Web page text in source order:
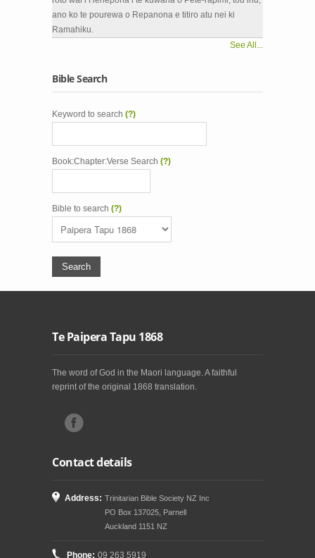
ano ko te pourewa o Repanona e titiro atu nei ki
Ramahiku.
See All...
Bible Search
Keyword to search (?)
Book:Chapter:Verse Search (?)
Bible to search (?)
Te Paipera Tapu 1868
The word of God in the Maori language. A faithful
reprint of the original 1868 translation.
Contact details
Address: Trinitarian Bible Society NZ Inc
PO Box 137025, Parnell
Auckland 1151 NZ
Phone: 09 263 5919